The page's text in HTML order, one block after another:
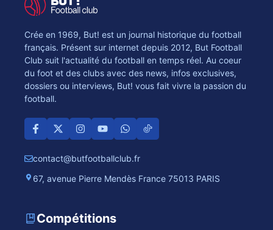
Crée en 1969, But! est un journal historique du football
français. Présent sur internet depuis 2012, But Football
Club suit l'actualité du football en temps réel. Au coeur
du foot et des clubs avec des news, infos exclusives,
dossiers ou interviews, But! vous fait vivre la passion du
football.
contact@butfootballclub.fr
67, avenue Pierre Mendès France 75013 PARIS
Compétitions